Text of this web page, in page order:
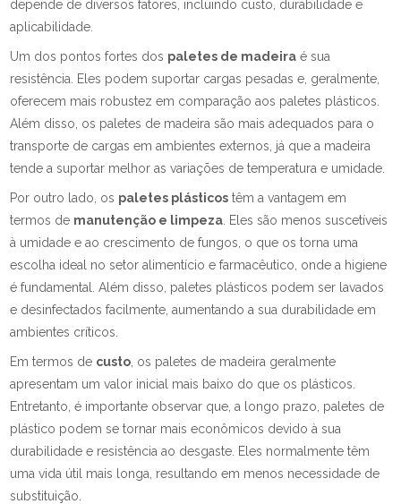
depende de diversos fatores, incluindo custo, durabilidade e
aplicabilidade.
Um dos pontos fortes dos paletes de madeira é sua
resistência. Eles podem suportar cargas pesadas e, geralmente,
oferecem mais robustez em comparação aos paletes plásticos.
Além disso, os paletes de madeira são mais adequados para o
transporte de cargas em ambientes externos, já que a madeira
tende a suportar melhor as variações de temperatura e umidade.
Por outro lado, os paletes plásticos têm a vantagem em
termos de manutenção e limpeza . Eles são menos suscetíveis
à umidade e ao crescimento de fungos, o que os torna uma
escolha ideal no setor alimentício e farmacêutico, onde a higiene
é fundamental. Além disso, paletes plásticos podem ser lavados
e desinfectados facilmente, aumentando a sua durabilidade em
ambientes críticos.
Em termos de custo , os paletes de madeira geralmente
apresentam um valor inicial mais baixo do que os plásticos.
Entretanto, é importante observar que, a longo prazo, paletes de
plástico podem se tornar mais econômicos devido à sua
durabilidade e resistência ao desgaste. Eles normalmente têm
uma vida útil mais longa, resultando em menos necessidade de
substituição.